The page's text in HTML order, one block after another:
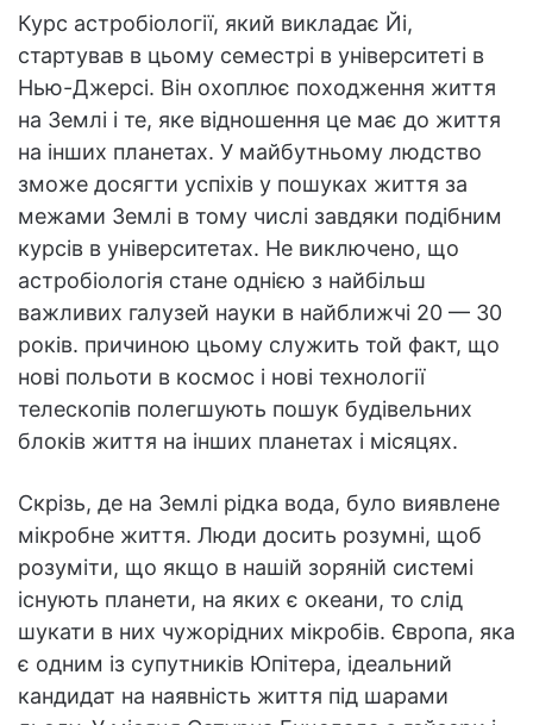
Курс астробіології, який викладає Йі,
стартував в цьому семестрі в університеті в
Нью-Джерсі. Він охоплює походження життя
на Землі і те, яке відношення це має до життя
на інших планетах. У майбутньому людство
зможе досягти успіхів у пошуках життя за
межами Землі в тому числі завдяки подібним
курсів в університетах. Не виключено, що
астробіологія стане однією з найбільш
важливих галузей науки в найближчі 20 — 30
років. причиною цьому служить той факт, що
нові польоти в космос і нові технології
телескопів полегшують пошук будівельних
блоків життя на інших планетах і місяцях.
Скрізь, де на Землі рідка вода, було виявлене
мікробне життя. Люди досить розумні, щоб
розуміти, що якщо в нашій зоряній системі
існують планети, на яких є океани, то слід
шукати в них чужорідних мікробів. Європа, яка
є одним із супутників Юпітера, ідеальний
кандидат на наявність життя під шарами